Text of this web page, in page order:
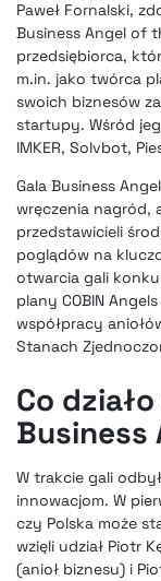
Paweł Fornalski,
Business Angel of
przedsiębiorca,
m.in. jako twórca
swoich biznesów
startupy. Wśród
IMKER, Solvbot,
Gala Business
wręczenia nagród,
przedstawicieli
poglądów na
otwarcia gali
plany COBIN
współpracy
Stanach
Co
Business
W trakcie gali
innowacjom. W
czy Polska może
wzięli udział Piotr
(anioł biznesu) i